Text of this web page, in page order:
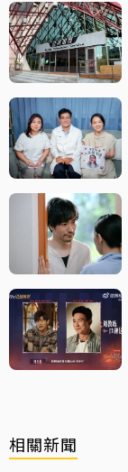
相關新聞